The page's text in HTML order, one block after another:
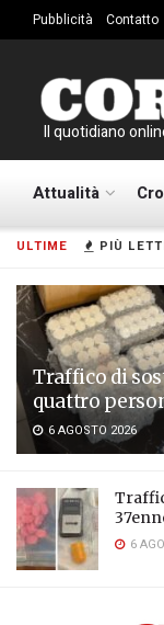
ULTIME PIÙ
Traffico di
quattro
6 AGOSTO 2026
6
Pubblicità Contatto
Il quotidiano
Attualità